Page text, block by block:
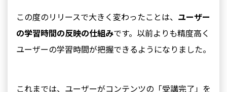
この度のリリースで大きく変わったことは、 ユーザー
の学習時間の反映の仕組みです。以前よりも精度高く
ユーザーの学習時間が把握できるようになりました。
これまでは、ユーザーがコンテンツの「受講完了」を